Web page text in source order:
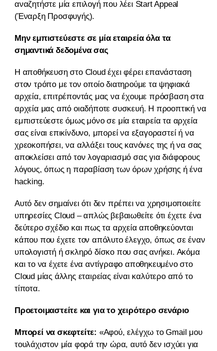
αναζητήστε μία επιλογή που λέει Start Appeal
(Έναρξη Προσφυγής).
Μην εμπιστεύεστε σε μία εταιρεία όλα τα
σημαντικά δεδομένα σας
Η αποθήκευση στο Cloud έχει φέρει επανάσταση
στον τρόπο με τον οποίο διατηρούμε τα ψηφιακά
αρχεία, επιτρέποντάς μας να έχουμε πρόσβαση στα
αρχεία μας από οιαδήποτε συσκευή. Η προοπτική να
εμπιστεύεστε όμως μόνο σε μία εταιρεία τα αρχεία
σας είναι επικίνδυνο, μπορεί να εξαγοραστεί ή να
χρεοκοπήσει, να αλλάξει τους κανόνες της ή να σας
αποκλείσει από τον λογαριασμό σας για διάφορους
λόγους, όπως η παραβίαση των όρων χρήσης ή ένα
hacking.
Αυτό δεν σημαίνει ότι δεν πρέπει να χρησιμοποιείτε
υπηρεσίες Cloud – απλώς βεβαιωθείτε ότι έχετε ένα
δεύτερο σχέδιο και πως τα αρχεία αποθηκεύονται
κάπου που έχετε τον απόλυτο έλεγχο, όπως σε έναν
υπολογιστή ή σκληρό δίσκο που σας ανήκει. Ακόμα
και το να έχετε ένα αντίγραφο αποθηκευμένο στο
Cloud μίας άλλης εταιρείας είναι καλύτερο από το
τίποτα.
Προετοιμαστείτε και για το χειρότερο σενάριο
Μπορεί να σκεφτείτε: «Αφού, ελέγχω το Gmail μου
τουλάχιστον μία φορά την ώρα, αυτό δεν ισχύει για